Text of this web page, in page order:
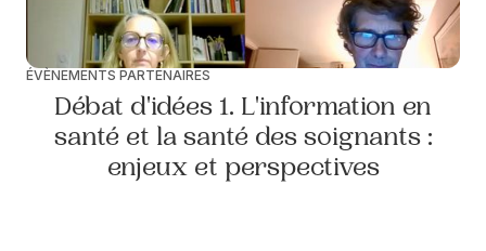
ÉVÈNEMENTS PARTENAIRES
Débat d'idées 1. L'information en
santé et la santé des soignants :
enjeux et perspectives